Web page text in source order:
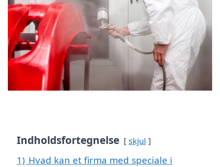
Indholdsfortegnelse skjul
1) Hvad kan et firma med speciale i